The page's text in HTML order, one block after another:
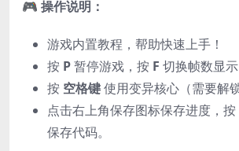
🎮 操作说明：
游戏内置教程，帮助快速上手！
按 P暂停游戏，按 F 切换帧数显示
按 空格键使用变异核心（需要解锁
点击右上角保存图标保存进度，按
保存代码。